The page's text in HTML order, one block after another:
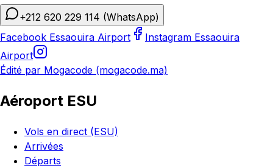
+212 620 229 114 (WhatsApp)
Facebook Essaouira Airport
Instagram Essaouira
Airport
Édité par Mogacode (mogacode.ma)
Aéroport ESU
Vols en direct (ESU)
Arrivées
Départs